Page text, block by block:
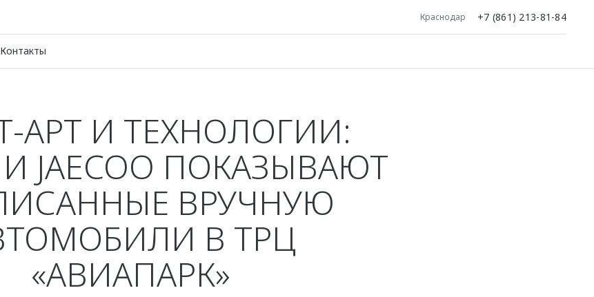
Краснодар +7 (861) 213-81-84
Контакты
АРТ И ТЕХНОЛОГИИ:
И JAECOO ПОКАЗЫВАЮТ
ВРУЧНУЮ
В ТРЦ
«АВИАПАРК»